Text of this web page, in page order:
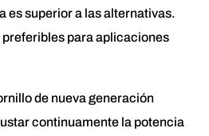
es superior a las alternativas.
para aplicaciones
de nueva generación
continuamente la potencia